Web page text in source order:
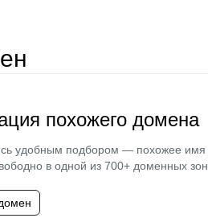
похожего домена
удобным подбором — похожее имя
в одной из 700+ доменных зон.